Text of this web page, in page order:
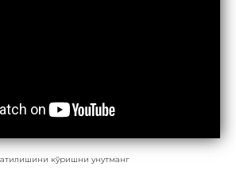
кўришни унутманг